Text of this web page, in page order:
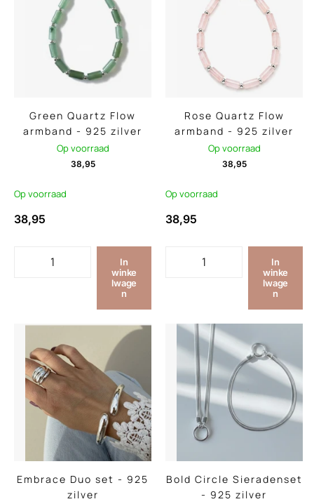
Green Quartz Flow
armband - 925 zilver
Op voorraad
38,95
Op voorraad
38,95
In
winke
lwage
n
Rose Quartz Flow
armband - 925 zilver
Op voorraad
38,95
Op voorraad
38,95
In
winke
lwage
n
Embrace Duo set - 925
zilver
Bold Circle Sieradenset
- 925 zilver